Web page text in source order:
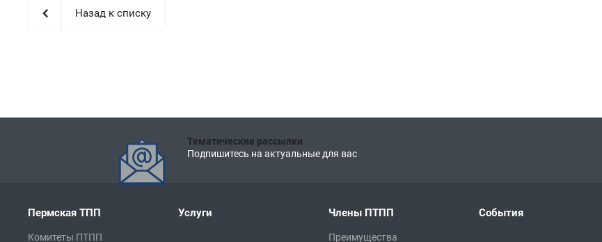
Назад к списку
Тематические рассылки
Подпишитесь на актуальные для вас
Пермская ТПП
Комитеты ПТПП
Услуги Члены ПТПП
Преимущества
События